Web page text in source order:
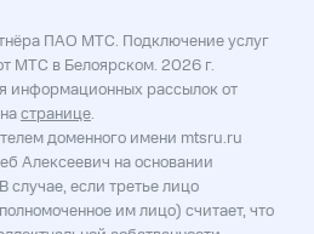
ПАО МТС. Подключение услуг
МТС в Белоярском. 2026 г.
информационных рассылок от
странице.
доменного имени mtsru.ru
Алексеевич на основании
если третье лицо
им лицо) считает, что